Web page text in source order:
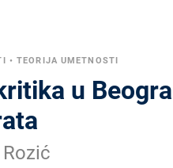
•TEORIJA UMETNOSTI
u